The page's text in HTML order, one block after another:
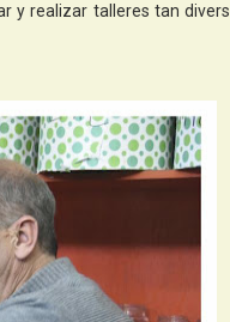
y realizar talleres tan